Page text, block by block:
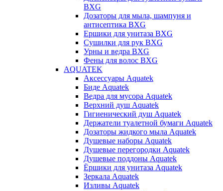
BXG
Дозаторы для мыла, шампуня и
антисептика BXG
Ершики для унитаза BXG
Сушилки для рук BXG
Урны и ведра BXG
Фены для волос BXG
AQUATEK
Аксессуары Aquatek
Биде Aquatek
Ведра для мусора Aquatek
Верхний душ Aquatek
Гигиенический душ Aquatek
Держатели туалетной бумаги Aquatek
Дозаторы жидкого мыла Aquatek
Душевые наборы Aquatek
Душевые перегородки Aquatek
Душевые поддоны Aquatek
Ёршики для унитаза Aquatek
Зеркала Aquatek
Изливы Aquatek